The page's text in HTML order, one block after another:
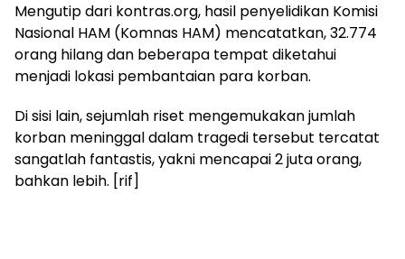
Mengutip dari kontras.org, hasil penyelidikan Komisi
Nasional HAM (Komnas HAM) mencatatkan, 32.774
orang hilang dan beberapa tempat diketahui
menjadi lokasi pembantaian para korban.
Di sisi lain, sejumlah riset mengemukakan jumlah
korban meninggal dalam tragedi tersebut tercatat
sangatlah fantastis, yakni mencapai 2 juta orang,
bahkan lebih. [rif]